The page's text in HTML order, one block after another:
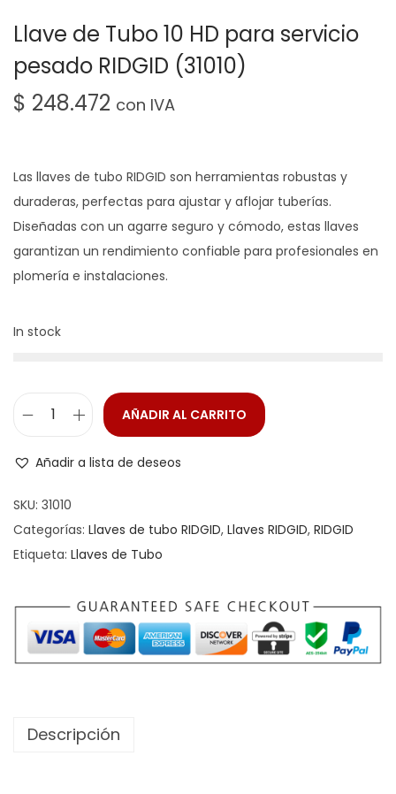
Llave de Tubo 10 HD para servicio
pesado RIDGID (31010)
$ 248.472 con IVA
Las llaves de tubo RIDGID son herramientas robustas y
duraderas, perfectas para ajustar y aflojar tuberías.
Diseñadas con un agarre seguro y cómodo, estas llaves
garantizan un rendimiento confiable para profesionales en
plomería e instalaciones.
In stock
AÑADIR AL CARRITO
Añadir a lista de deseos
SKU: 31010
Categorías: Llaves de tubo RIDGID, Llaves RIDGID, RIDGID
Etiqueta: Llaves de Tubo
Descripción